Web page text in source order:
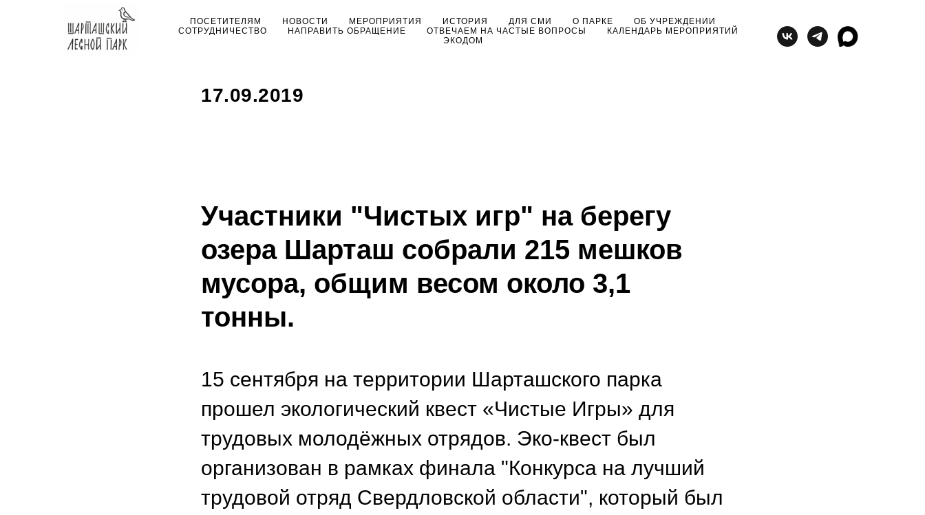
ПОСЕТИТЕЛЯМ НОВОСТИ МЕРОПРИЯТИЯ ИСТОРИЯ ДЛЯ СМИ О ПАРКЕ
ОБ УЧРЕЖДЕНИИ
СОТРУДНИЧЕСТВО
НАПРАВИТЬ ОБРАЩЕНИЕ ОТВЕЧАЕМ НА ЧАСТЫЕ ВОПРОСЫ
КАЛЕНДАРЬ МЕРОПРИЯТИЙ
ЭКОДОМ
17.09.2019
Участники "Чистых игр" на берегу
озера Шарташ собрали 215 мешков
мусора, общим весом около 3,1
тонны.
15 сентября на территории Шарташского парка
прошел экологический квест «Чистые Игры» для
трудовых молодёжных отрядов. Эко-квест был
организован в рамках финала "Конкурса на лучший
трудовой отряд Свердловской области", который был